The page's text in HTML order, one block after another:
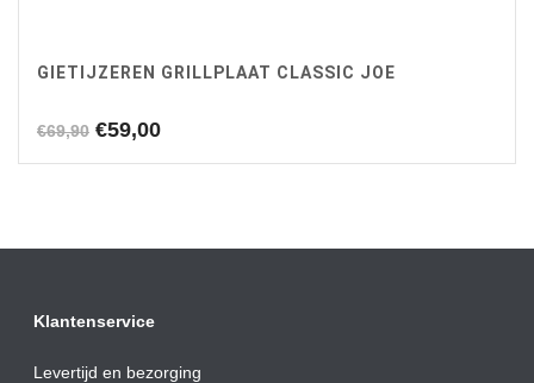
GIETIJZEREN GRILLPLAAT CLASSIC JOE
€69,90 Oorspronkelijke
€59,00Huidige
Klantenservice
Levertijd en bezorging